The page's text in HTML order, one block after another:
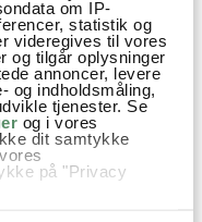
om IP-
statistik og
videregives til vores
og tilgår oplysninger
annoncer, levere
og indholdsmåling,
tjenester. Se
og i vores
dit samtykke
på "Privacy
til at sende en sød
herunder.
i kommentarfeltet,